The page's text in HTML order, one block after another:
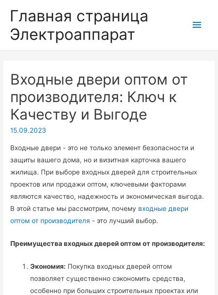
Главная страница
Электроаппарат
Входные двери оптом от
производителя: Ключ к
Качеству и Выгоде
15.09.2023
Входные двери - это не только элемент безопасности и
защиты вашего дома, но и визитная карточка вашего
жилища. При выборе входных дверей для строительных
проектов или продажи оптом, ключевыми факторами
являются качество, надежность и экономическая выгода.
В этой статье мы рассмотрим, почему входные двери
оптом от производителя - это лучший выбор.
Преимущества входных дверей оптом от производителя:
Экономия: Покупка входных дверей оптом
позволяет существенно сэкономить средства,
особенно при больших строительных проектах или